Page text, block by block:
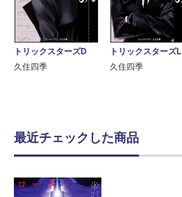
トリックスターズD
久住四季
トリックスターズL
久住四季
最近チェックした商品